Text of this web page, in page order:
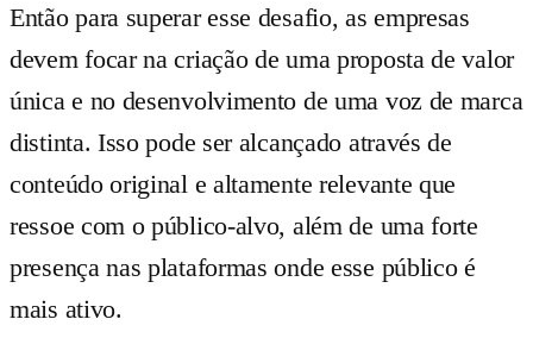
Então para superar esse desafio, as empresas
devem focar na criação de uma proposta de valor
única e no desenvolvimento de uma voz de marca
distinta. Isso pode ser alcançado através de
conteúdo original e altamente relevante que
ressoe com o público-alvo, além de uma forte
presença nas plataformas onde esse público é
mais ativo.